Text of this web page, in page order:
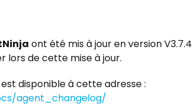
ont été mis à jour en version V3.7.4
lors de cette mise à jour.
disponible à cette adresse :
agent_changelog/